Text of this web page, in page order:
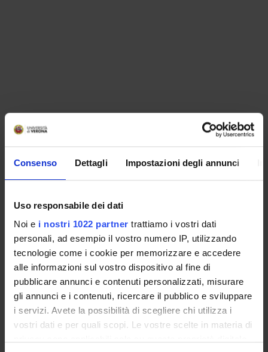
Consenso Dettagli Impostazioni degli annunci
Uso responsabile dei dati
Noi e i nostri 1022 partner trattiamo i vostri dati
personali, ad esempio il vostro numero IP, utilizzando
tecnologie come i cookie per memorizzare e accedere
alle informazioni sul vostro dispositivo al fine di
pubblicare annunci e contenuti personalizzati, misurare
gli annunci e i contenuti, ricercare il pubblico e sviluppare
i servizi. Avete la possibilità di scegliere chi utilizza i
vostri dati e per quali scopi. Le vostre scelte in materia di
ORGANIZATION
GOVERNANCE
COMMITTEES